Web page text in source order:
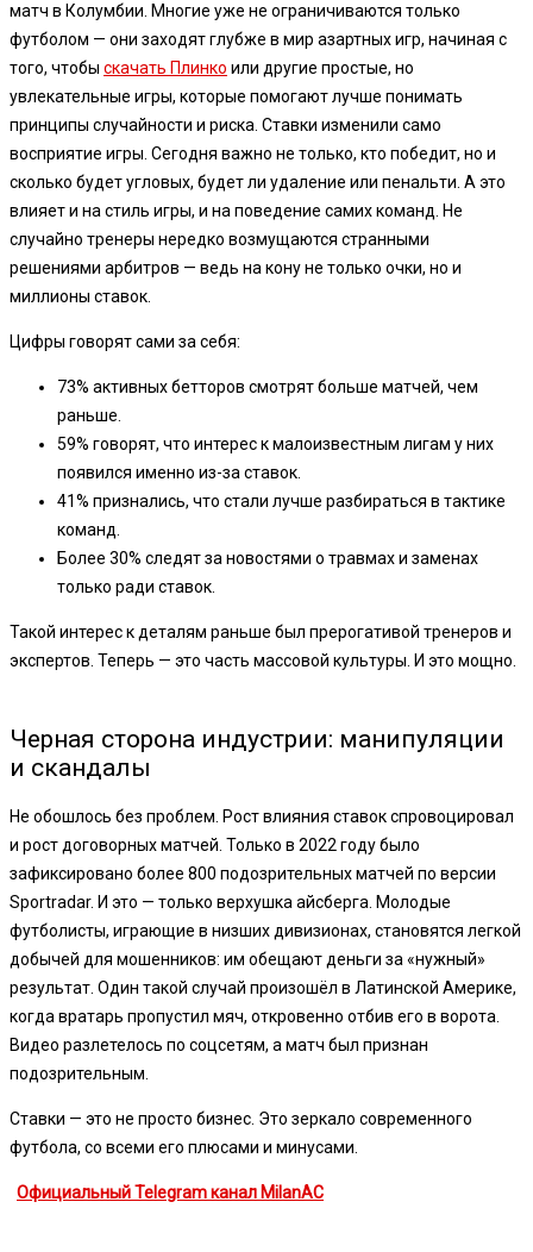
матч в Колумбии. Многие уже не ограничиваются только
футболом — они заходят глубже в мир азартных игр, начиная с
того, чтобы скачать Плинко или другие простые, но
увлекательные игры, которые помогают лучше понимать
принципы случайности и риска. Ставки изменили само
восприятие игры. Сегодня важно не только, кто победит, но и
сколько будет угловых, будет ли удаление или пенальти. А это
влияет и на стиль игры, и на поведение самих команд. Не
случайно тренеры нередко возмущаются странными
решениями арбитров — ведь на кону не только очки, но и
миллионы ставок.
Цифры говорят сами за себя:
73% активных бетторов смотрят больше матчей, чем
раньше.
59% говорят, что интерес к малоизвестным лигам у них
появился именно из-за ставок.
41% признались, что стали лучше разбираться в тактике
команд.
Более 30% следят за новостями о травмах и заменах
только ради ставок.
Такой интерес к деталям раньше был прерогативой тренеров и
экспертов. Теперь — это часть массовой культуры. И это мощно.
Черная сторона индустрии: манипуляции
и скандалы
Не обошлось без проблем. Рост влияния ставок спровоцировал
и рост договорных матчей. Только в 2022 году было
зафиксировано более 800 подозрительных матчей по версии
Sportradar. И это — только верхушка айсберга. Молодые
футболисты, играющие в низших дивизионах, становятся легкой
добычей для мошенников: им обещают деньги за «нужный»
результат. Один такой случай произошёл в Латинской Америке,
когда вратарь пропустил мяч, откровенно отбив его в ворота.
Видео разлетелось по соцсетям, а матч был признан
подозрительным.
Ставки — это не просто бизнес. Это зеркало современного
футбола, со всеми его плюсами и минусами.
Официальный Telegram канал MilanAC